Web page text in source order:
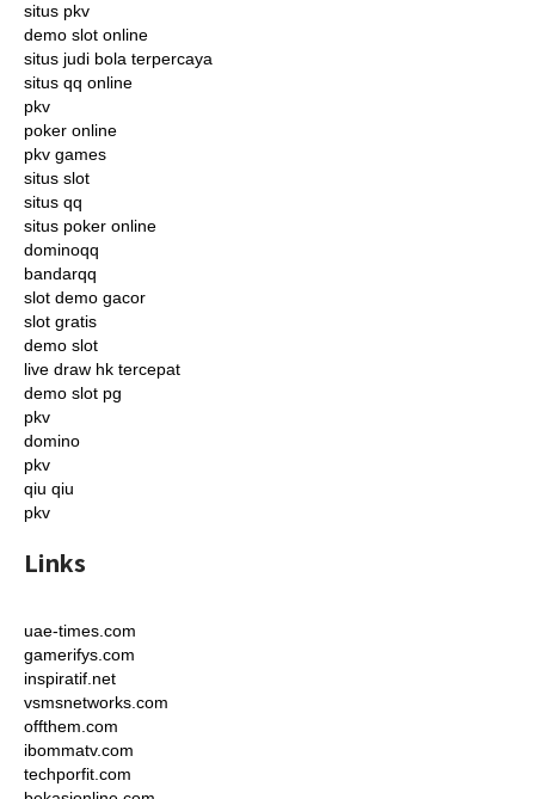
situs pkv
demo slot online
situs judi bola terpercaya
situs qq online
pkv
poker online
pkv games
situs slot
situs qq
situs poker online
dominoqq
bandarqq
slot demo gacor
slot gratis
demo slot
live draw hk tercepat
demo slot pg
pkv
domino
pkv
qiu qiu
pkv
Links
uae-times.com
gamerifys.com
inspiratif.net
vsmsnetworks.com
offthem.com
ibommatv.com
techporfit.com